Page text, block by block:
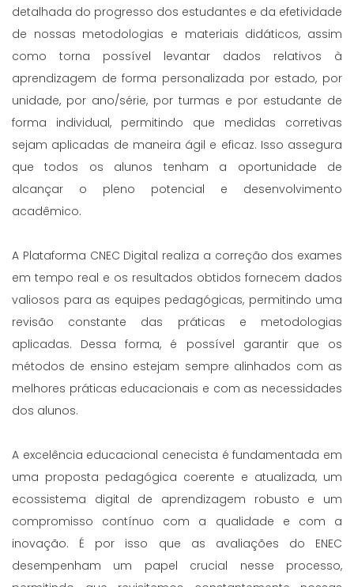
detalhada do progresso dos estudantes e da efetividade
de nossas metodologias e materiais didáticos, assim
como torna possível levantar dados relativos à
aprendizagem de forma personalizada por estado, por
unidade, por ano/série, por turmas e por estudante de
forma individual, permitindo que medidas corretivas
sejam aplicadas de maneira ágil e eficaz. Isso assegura
que todos os alunos tenham a oportunidade de
alcançar o pleno potencial e desenvolvimento
acadêmico.
A Plataforma CNEC Digital realiza a correção dos exames
em tempo real e os resultados obtidos fornecem dados
valiosos para as equipes pedagógicas, permitindo uma
revisão constante das práticas e metodologias
aplicadas. Dessa forma, é possível garantir que os
métodos de ensino estejam sempre alinhados com as
melhores práticas educacionais e com as necessidades
dos alunos.
A excelência educacional cenecista é fundamentada em
uma proposta pedagógica coerente e atualizada, um
ecossistema digital de aprendizagem robusto e um
compromisso contínuo com a qualidade e com a
inovação. É por isso que as avaliações do ENEC
desempenham um papel crucial nesse processo,